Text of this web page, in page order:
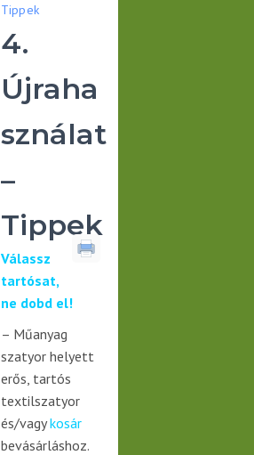
Tippek
4.
Újraha
sználat
–
Tippek
Válassz
tartósat,
ne dobd el!
– Műanyag
szatyor helyett
erős, tartós
textilszatyor
és/vagykosár
bevásárláshoz.